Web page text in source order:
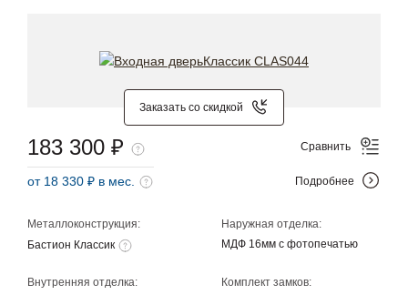
Заказать со скидкой
Металлоконструкция:
Бастион Классик
Наружная отделка:
МДФ 16мм с фотопечатью
Внутренняя отделка:
Комплект замков:
183 300 ₽
от 18 330 ₽ в мес.
Сравнить
Подробнее